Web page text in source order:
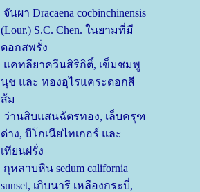
จันผา Dracaena cocbinchinensis
(Lour.) S.C. Chen. ในยามที่มี
ดอกสพรั่ง
คทลียาควีนสิริกิติ์, เข็มชมพู
นุช และ ทองอุไรแคระดอกสี
ส้ม
ว่านสิบแสนฉัตรทอง, เล็บครุฑ
ด่าง, บีโกเนียไทเกอร์ และ
เทียนฝรั่ง
กุหลาบหิน sedum california
sunset, เกิบนารี เหลืองกระบี่,